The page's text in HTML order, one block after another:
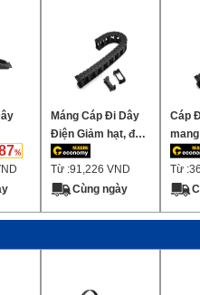
Máng Cáp Đi Dây
Điện Giảm hạt, độ
ồn thấp, chiều cao
bên trong 40mm
(Có thể gắn phạm
Từ :91,226 VND
Cùng ngày
Cáp
ồn,
(Có
Từ :